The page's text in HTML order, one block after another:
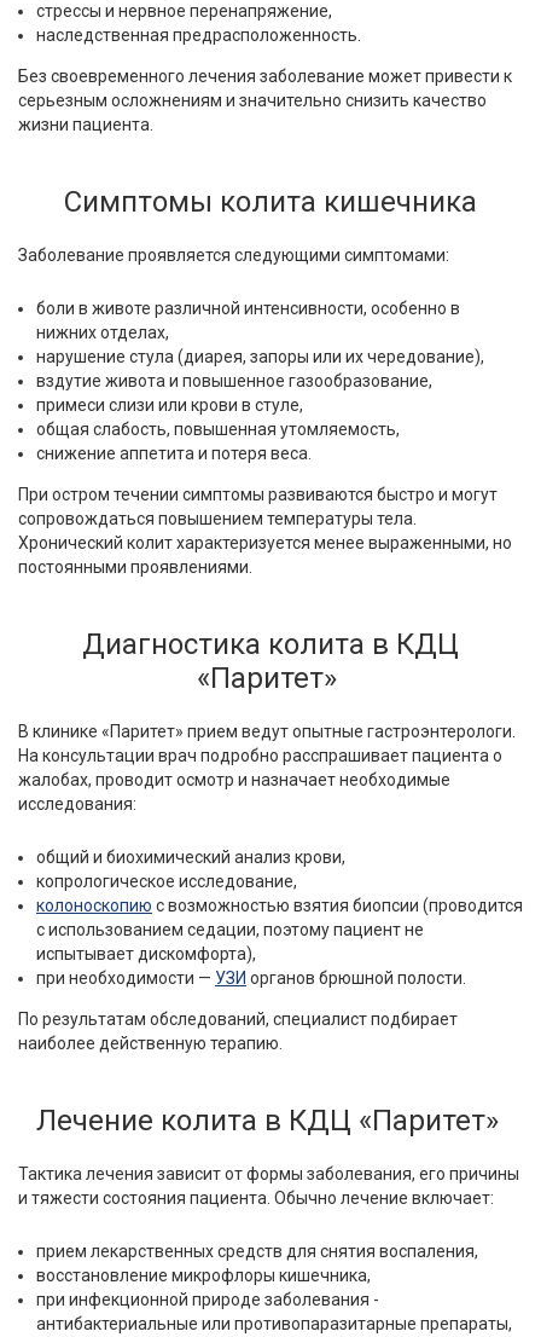
стрессы и нервное перенапряжение,
наследственная предрасположенность.
Без своевременного лечения заболевание может привести к
серьезным осложнениям и значительно снизить качество
жизни пациента.
Симптомы колита кишечника
Заболевание проявляется следующими симптомами:
боли в животе различной интенсивности, особенно в
нижних отделах,
нарушение стула (диарея, запоры или их чередование),
вздутие живота и повышенное газообразование,
примеси слизи или крови в стуле,
общая слабость, повышенная утомляемость,
снижение аппетита и потеря веса.
При остром течении симптомы развиваются быстро и могут
сопровождаться повышением температуры тела.
Хронический колит характеризуется менее выраженными, но
постоянными проявлениями.
Диагностика колита в КДЦ
«Паритет»
В клинике «Паритет» прием ведут опытные гастроэнтерологи.
На консультации врач подробно расспрашивает пациента о
жалобах, проводит осмотр и назначает необходимые
исследования:
общий и биохимический анализ крови,
копрологическое исследование,
колоноскопию с возможностью взятия биопсии (проводится
с использованием седации, поэтому пациент не
испытывает дискомфорта),
при необходимости — УЗИ органов брюшной полости.
По результатам обследований, специалист подбирает
наиболее действенную терапию.
Лечение колита в КДЦ «Паритет»
Тактика лечения зависит от формы заболевания, его причины
и тяжести состояния пациента. Обычно лечение включает:
прием лекарственных средств для снятия воспаления,
восстановление микрофлоры кишечника,
при инфекционной природе заболевания -
антибактериальные или противопаразитарные препараты,